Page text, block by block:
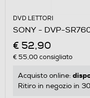
DVD LETTORI
SONY - DVP-
€ 52,90
€ 55,00consigliato
Acquisto online:
Ritiro in negozio in